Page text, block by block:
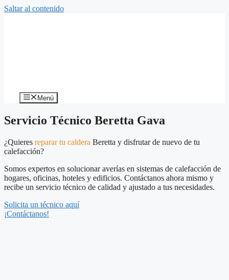
Saltar al contenido
Menú
Servicio Técnico Beretta Gava
¿Quieres reparar tu caldera Beretta y disfrutar de nuevo de tu
calefacción?
Somos expertos en solucionar averías en sistemas de calefacción de
hogares, oficinas, hoteles y edificios. Contáctanos ahora mismo y
recibe un servicio técnico de calidad y ajustado a tus necesidades.
Solicita un técnico aquí
¡Contáctanos!